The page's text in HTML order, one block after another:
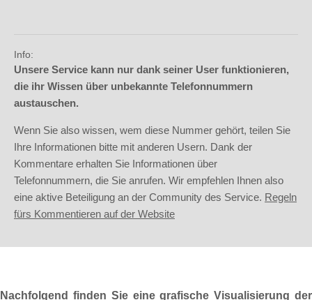
Info:
Unsere Service kann nur dank seiner User funktionieren,
die ihr Wissen über unbekannte Telefonnummern
austauschen.
Wenn Sie also wissen, wem diese Nummer gehört, teilen Sie
Ihre Informationen bitte mit anderen Usern. Dank der
Kommentare erhalten Sie Informationen über
Telefonnummern, die Sie anrufen. Wir empfehlen Ihnen also
eine aktive Beteiligung an der Community des Service. Regeln
fürs Kommentieren auf der Website
Nachfolgend finden Sie eine grafische Visualisierung der